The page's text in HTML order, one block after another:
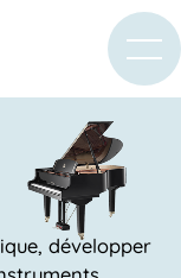
développer